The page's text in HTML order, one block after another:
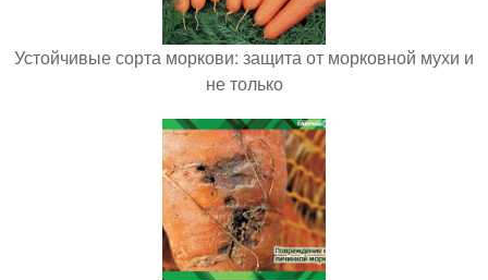
Устойчивые сорта моркови: защита от морковной мухи и
не только